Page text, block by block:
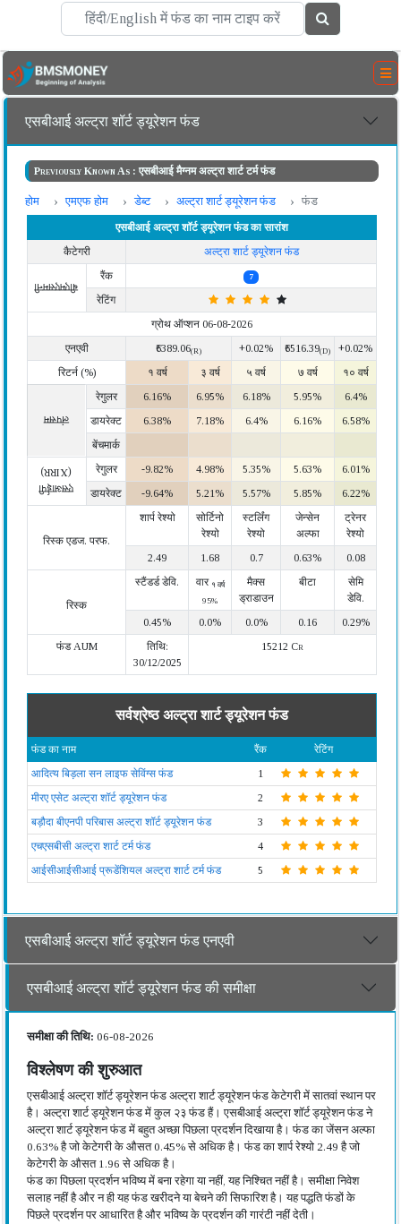
एसबीआई अल्ट्रा शॉर्ट ड्यूरेशन फंड
Previously Known As : एसबीआई मैग्नम अल्ट्रा शार्ट टर्म फंड
होम एमएफ होम डेब्ट अल्ट्रा शार्ट ड्यूरेशन फंड फंड
एसबीआई अल्ट्रा शॉर्ट ड्यूरेशन फंड का सारांश
कैटेगरी
अल्ट्रा शार्ट ड्यूरेशन फंड
बीएमएसमनी
रैंक 7
रेटिंग
ग्रोथ ऑप्शन 06-08-2026
एनएवी
₹6389.06(R) +0.02% ₹6516.39(D)
+0.02%
रिटर्न (%)
१ वर्ष ३ वर्ष ५ वर्ष ७ वर्ष १० वर्ष
लंपसम
रेगुलर 6.16% 6.95% 6.18% 5.95%
6.4%
डायरेक्ट
6.38% 7.18% 6.4% 6.16%
6.58%
बेंचमार्क
एसआईपी
(XIRR) रेगुलर -9.82% 4.98% 5.35% 5.63%
6.01%
डायरेक्ट
-9.64% 5.21% 5.57% 5.85% 6.22%
रिस्क एडज. परफ.
शार्प रेश्यो
सोर्टिनो
रेश्यो
स्टर्लिंग
रेश्यो
जेन्सेन
अल्फा
ट्रेनर
रेश्यो
2.49
1.68 0.7 0.63% 0.08
रिस्क
स्टैंडर्ड डेवि. वार १ वर्ष
95%
मैक्स
ड्राडाउन
बीटा
सेमि
डेवि.
0.45%
0.0% 0.0% 0.16
0.29%
फंड AUM
तिथि:
30/12/2025
15212 Cr
सर्वश्रेष्ठ अल्ट्रा शार्ट ड्यूरेशन फंड
फंड का नाम रैंक
रेटिंग
आदित्य बिड़ला सन लाइफ सेविंग्स फंड
1
मीरए एसेट अल्ट्रा शॉर्ट ड्यूरेशन फंड
2
बड़ौदा बीएनपी परिबास अल्ट्रा शॉर्ट ड्यूरेशन फंड
3
एचएसबीसी अल्ट्रा शार्ट टर्म फंड
4
आईसीआईसीआई प्रूडेंशियल अल्ट्रा शार्ट टर्म फंड
5
एसबीआई अल्ट्रा शॉर्ट ड्यूरेशन फंड एनएवी
एसबीआई अल्ट्रा शॉर्ट ड्यूरेशन फंड की समीक्षा
समीक्षा की तिथि: 06-08-2026
विश्लेषण की शुरुआत
एसबीआई अल्ट्रा शॉर्ट ड्यूरेशन फंड अल्ट्रा शार्ट ड्यूरेशन फंड केटेगरी में सातवां स्थान पर
है। अल्ट्रा शार्ट ड्यूरेशन फंड में कुल २३ फंड हैं। एसबीआई अल्ट्रा शॉर्ट ड्यूरेशन फंड ने
अल्ट्रा शार्ट ड्यूरेशन फंड में बहुत अच्छा पिछला प्रदर्शन दिखाया है। फंड का जेंसन अल्फा
0.63% है जो केटेगरी के औसत 0.45% से अधिक है। फंड का शार्प रेश्यो 2.49 है जो
केटेगरी के औसत 1.96 से अधिक है।
फंड का पिछला प्रदर्शन भविष्य में बना रहेगा या नहीं, यह निश्चित नहीं है। समीक्षा निवेश
सलाह नहीं है और न ही यह फंड खरीदने या बेचने की सिफारिश है। यह पद्धति फंडों के
पिछले प्रदर्शन पर आधारित है और भविष्य के प्रदर्शन की गारंटी नहीं देती।